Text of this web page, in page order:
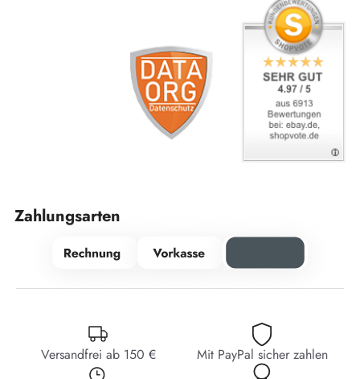
Zahlungsarten
Versandfrei ab 150 € Mit PayPal sicher zahlen